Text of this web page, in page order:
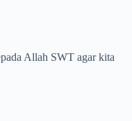
Allah SWT agar kita